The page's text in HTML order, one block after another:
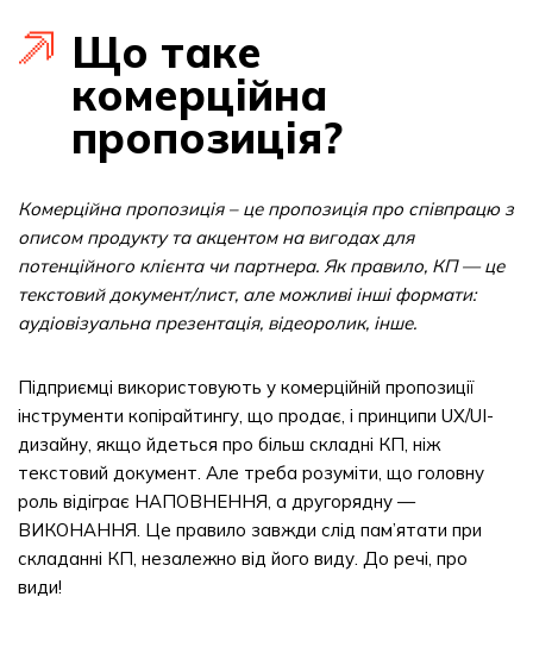
Що таке
комерційна
пропозиція?
Комерційна пропозиція – це пропозиція про співпрацю з
описом продукту та акцентом на вигодах для
потенційного клієнта чи партнера. Як правило, КП — це
текстовий документ/лист, але можливі інші формати:
аудіовізуальна презентація, відеоролик, інше.
Підприємці використовують у комерційній пропозиції
інструменти копірайтингу, що продає, і принципи UX/UI-
дизайну, якщо йдеться про більш складні КП, ніж
текстовий документ. Але треба розуміти, що головну
роль відіграє НАПОВНЕННЯ, а другорядну —
ВИКОНАННЯ. Це правило завжди слід пам’ятати при
складанні КП, незалежно від його виду. До речі, про
види!